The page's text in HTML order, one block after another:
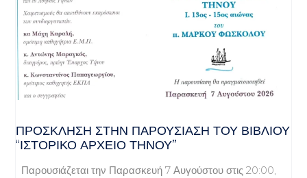
ΠΡΌΣΚΛΗΣΗ ΣΤΗΝ ΠΑΡΟΥΣΊΑΣΗ ΤΟΥ ΒΙΒΛΊΟΥ
“ΙΣΤΟΡΙΚΌ ΑΡΧΕΊΟ ΤΉΝΟΥ”
Παρουσιάζεται την Παρασκευή 7 Αυγούστου στις 20:00,